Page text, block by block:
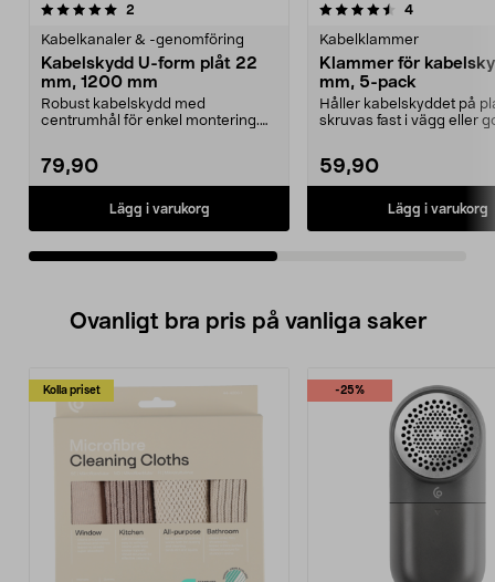
2
Kabelkanaler & -genomföring
Kabelskydd U-form plåt 22
mm, 1200 mm
Robust kabelskydd med
centrumhål för enkel montering.
79,90
Lägg i varukorg
4.5av 5 stjärnor 4recensioner
Kabelklammer
Klammer för
mm, 5-pack
Håller kabelskyddet på
skruvas fast i vägg eller
59,90
Lägg i varukorg
5.0av 5 stjärnor
Ovanligt bra pris på vanliga saker
Kolla priset -25%